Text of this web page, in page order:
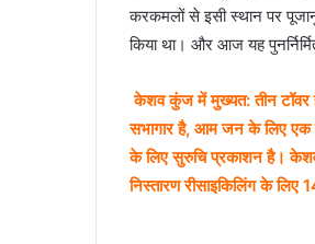
करकमलों से इसी स्थान पर
किया था। और आज यह
केशव कुंज में मुख्यत: तीन
सभागार है, आम जन के लिए एक
के लिए सुरुचि प्रकाशन है।
निस्तारण रीसाइकिलिंग के लिए